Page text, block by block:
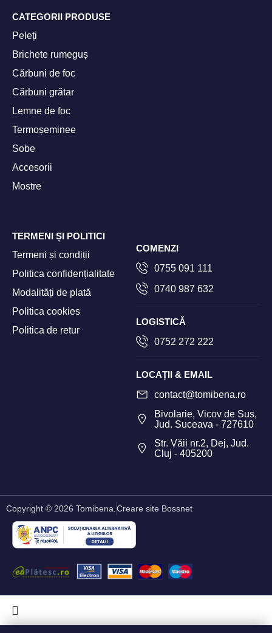
CATEGORII PRODUSE
Peleți
Brichete rumeguș
Cărbuni de foc
Cărbuni grătar
Lemne de foc
Termoșeminee
Sobe
Accesorii
Mostre
TERMENI ȘI POLITICI
Termeni și condiții
Politica confidențialitate
Modalități de plată
Politica cookies
Politica de retur
COMENZI
0755 091 111
0740 987 632
LOGISTICĂ
0752 272 222
LOCAȚII & EMAIL
contact@tomibena.ro
Bivolarie, Vicov de Sus,
Jud. Suceava - 727610
Str. Văii nr.2, Dej, Jud.
Cluj - 405200
Copyright © 2026 Tomibena.Creare site Bossnet